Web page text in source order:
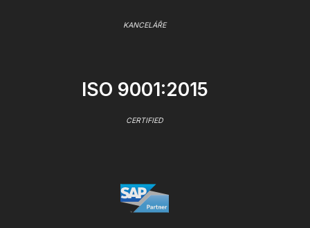
KANCELÁŘE
ISO 9001:2015
CERTIFIED